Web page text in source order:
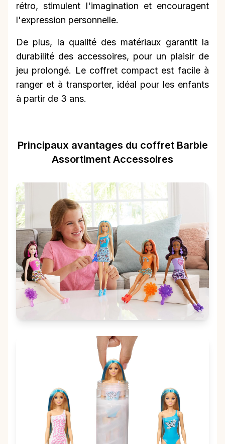
rétro, stimulent l'imagination et encouragent
l'expression personnelle.
De plus, la qualité des matériaux garantit la
durabilité des accessoires, pour un plaisir de
jeu prolongé. Le coffret compact est facile à
ranger et à transporter, idéal pour les enfants
à partir de 3 ans.
Principaux avantages du coffret Barbie
Assortiment Accessoires